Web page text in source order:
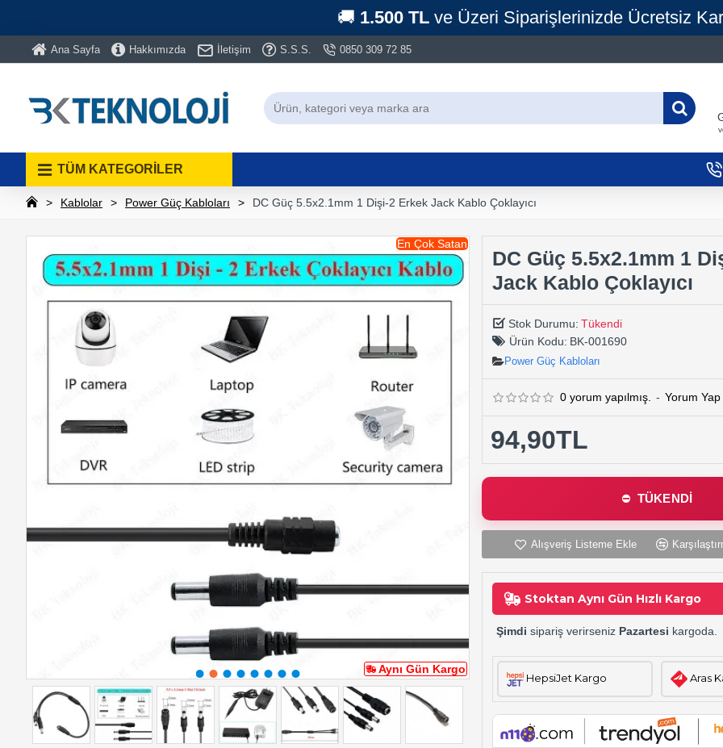
🚚 1.500 TLve Üzeri Siparişlerinizde Ücretsiz
Ana Sayfa Hakkımızda İletişim S.S.S. 0850 309 72 85
TÜM KATEGORİLER
Kablolar Power Güç Kabloları DC Güç 5.5x2.1mm 1 Dişi-2 Erkek Jack Kablo Çoklayıcı
Aynı Gün Kargo
En Çok Satan
DC Güç 5.5x2.1mm 1
Jack Kablo Çoklayıcı
Stok Durumu: Tükendi
Ürün Kodu: BK-001690
Power Güç Kabloları
0 yorum yapılmış. - Yorum Yap
94,90TL
TÜKENDİ
Alışveriş Listeme Ekle
Stoktan Aynı Gün Hızlı Kargo
Şimdi sipariş verirseniz Pazartesi kargoda.
HepsiJet Kargo Aras